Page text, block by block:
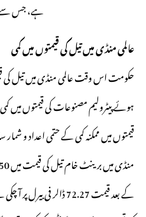
ہے، جس سے
عالمی منڈی میں تیل کی قیمتوں میں کمی
حکومت اس وقت عالمی منڈی میں تیل کی
ہوئے پیٹرولیم مصنوعات کی قیمتوں میں
قیمتوں میں ممکنہ کمی کے حتمی اعداد و
کے بعد قیمت 72.27 ڈالر